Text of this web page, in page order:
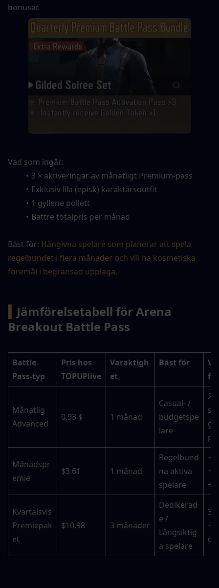
bonusar.
Vad som ingår:
3 × aktiveringar av månatligt Premium-pass
Exklusiv lila (episk) karaktärsoutfit
1 gyllene pollett
Bättre totalpris per månad
Bäst för: Hängivna spelare som planerar att spela
regelbundet i flera månader och vill ha kosmetiska
föremål i begränsad upplaga.
Jämförelsetabell för Arena
Breakout Battle Pass
Battle
Pass-typ
Pris hos
TOPUPlive
Varaktigh
et
Bäst för
Månatlig
Advanced
0,93 $ 1 månad
Casual- /
budgetspe
lare
2
Månadspr
emie
$3.61 1 månad
Regelbund
na aktiva
spelare
Kvartalsvis
Premiepak
et
$10.98 3 månader
Dedikerad
e /
Långsiktig
a spelare
3
+